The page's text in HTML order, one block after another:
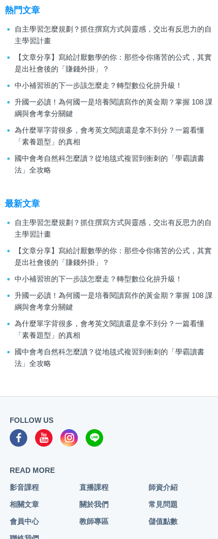
熱門文章
自主學習怎麼規劃？抓住撰寫方式與靈感，交出有反思力的自
主學習計畫
【文章分享】寫給討厭數學的你：那些令你痛苦的公式，其實
是出社會後的「賺錢外掛」？
中小補習班的下一步該怎麼走？轉型數位化拚升級！
升國一必讀！為何國一是培養閱讀寫作的黃金期？掌握 108 課
綱與會考拿分關鍵
為什麼單字背很多，會考英文閱讀還是拿不到分？一篇看懂
「素養題型」的真相
國中會考自然科怎麼讀？從地毯式複習到衝刺的「學霸讀書
法」全攻略
最新文章
自主學習怎麼規劃？抓住撰寫方式與靈感，交出有反思力的自
主學習計畫
【文章分享】寫給討厭數學的你：那些令你痛苦的公式，其實
是出社會後的「賺錢外掛」？
中小補習班的下一步該怎麼走？轉型數位化拚升級！
升國一必讀！為何國一是培養閱讀寫作的黃金期？掌握 108 課
綱與會考拿分關鍵
為什麼單字背很多，會考英文閱讀還是拿不到分？一篇看懂
「素養題型」的真相
國中會考自然科怎麼讀？從地毯式複習到衝刺的「學霸讀書
法」全攻略
FOLLOW US
READ MORE
影音課程 直播課程 師資介紹
相關文章 關於我們 常見問題
會員中心 教師專區 儲值點數